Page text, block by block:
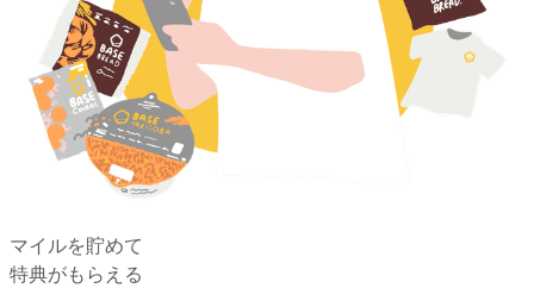
マイルを貯めて
特典がもらえる